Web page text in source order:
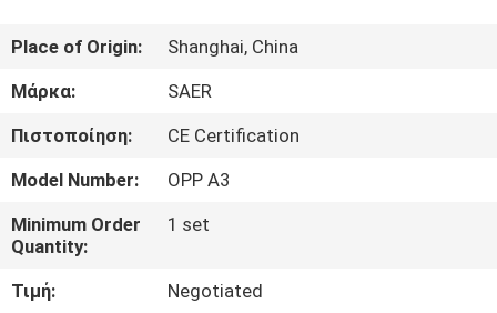
ΣΧΕΤΙΚΆ
ΕΜΆΣ
ΓΎΡΟΣ
ΕΡΓΟΣΤΑΣΊΩΝ
Place of Origin:
Shanghai, China
Μάρκα:
SAER
Πιστοποίηση:
CE Certification
Model Number:
OPP A3
Minimum Order
Quantity:
1 set
Τιμή:
Negotiated